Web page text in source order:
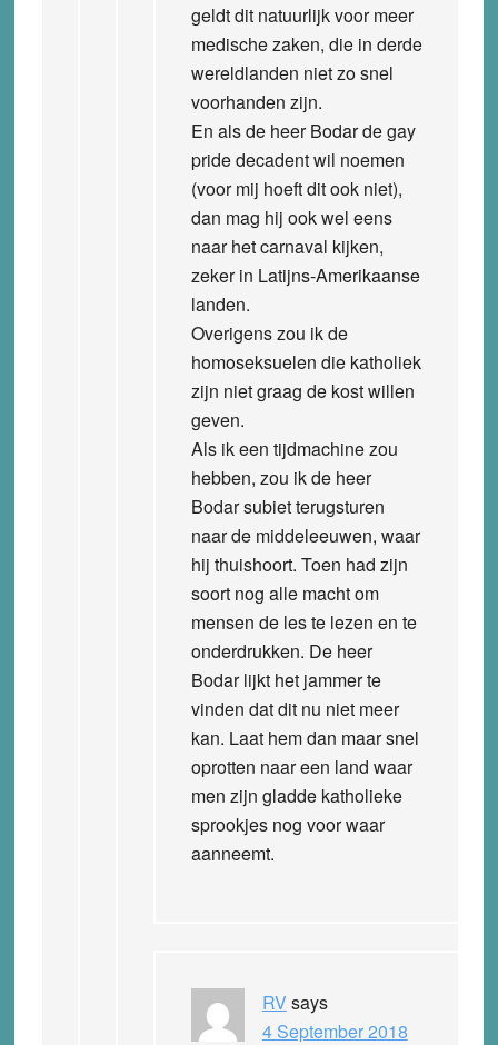
geldt dit natuurlijk voor meer
medische zaken, die in derde
wereldlanden niet zo snel
voorhanden zijn.
En als de heer Bodar de gay
pride decadent wil noemen
(voor mij hoeft dit ook niet),
dan mag hij ook wel eens
naar het carnaval kijken,
zeker in Latijns-Amerikaanse
landen.
Overigens zou ik de
homoseksuelen die katholiek
zijn niet graag de kost willen
geven.
Als ik een tijdmachine zou
hebben, zou ik de heer
Bodar subiet terugsturen
naar de middeleeuwen, waar
hij thuishoort. Toen had zijn
soort nog alle macht om
mensen de les te lezen en te
onderdrukken. De heer
Bodar lijkt het jammer te
vinden dat dit nu niet meer
kan. Laat hem dan maar snel
oprotten naar een land waar
men zijn gladde katholieke
sprookjes nog voor waar
aanneemt.
RV says
4 September 2018